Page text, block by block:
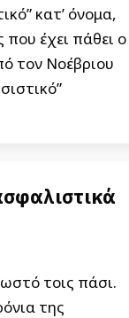
κατ’ όνομα,
που έχει πάθει ο
τον Νοέβριου
τοις πάσι.
της